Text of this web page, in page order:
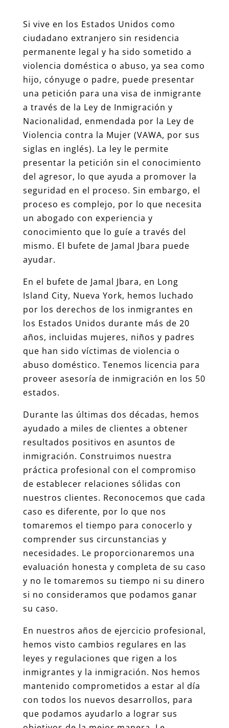
Si vive en los Estados Unidos como
ciudadano extranjero sin residencia
permanente legal y ha sido sometido a
violencia doméstica o abuso, ya sea como
hijo, cónyuge o padre, puede presentar
una petición para una visa de inmigrante
a través de la Ley de Inmigración y
Nacionalidad, enmendada por la Ley de
Violencia contra la Mujer (VAWA, por sus
siglas en inglés). La ley le permite
presentar la petición sin el conocimiento
del agresor, lo que ayuda a promover la
seguridad en el proceso. Sin embargo, el
proceso es complejo, por lo que necesita
un abogado con experiencia y
conocimiento que lo guíe a través del
mismo. El bufete de Jamal Jbara puede
ayudar.
En el bufete de Jamal Jbara, en Long
Island City, Nueva York, hemos luchado
por los derechos de los inmigrantes en
los Estados Unidos durante más de 20
años, incluidas mujeres, niños y padres
que han sido víctimas de violencia o
abuso doméstico. Tenemos licencia para
proveer asesoría de inmigración en los 50
estados.
Durante las últimas dos décadas, hemos
ayudado a miles de clientes a obtener
resultados positivos en asuntos de
inmigración. Construimos nuestra
práctica profesional con el compromiso
de establecer relaciones sólidas con
nuestros clientes. Reconocemos que cada
caso es diferente, por lo que nos
tomaremos el tiempo para conocerlo y
comprender sus circunstancias y
necesidades. Le proporcionaremos una
evaluación honesta y completa de su caso
y no le tomaremos su tiempo ni su dinero
si no consideramos que podamos ganar
su caso.
En nuestros años de ejercicio profesional,
hemos visto cambios regulares en las
leyes y regulaciones que rigen a los
inmigrantes y la inmigración. Nos hemos
mantenido comprometidos a estar al día
con todos los nuevos desarrollos, para
que podamos ayudarlo a lograr sus